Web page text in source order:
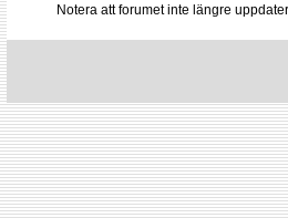
Notera att forumet inte längre